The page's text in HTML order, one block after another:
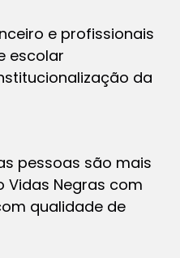
e profissionais
escolar
da
pessoas são mais
Vidas Negras com
qualidade de